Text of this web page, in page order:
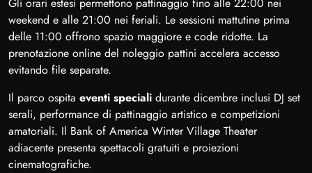
weekend e alle 21:00 nei feriali. Le sessioni mattutine prima
delle 11:00 offrono spazio maggiore e code ridotte. La
prenotazione online del noleggio pattini accelera accesso
evitando file separate.
Il parco ospita eventi speciali durante dicembre inclusi DJ set
serali, performance di pattinaggio artistico e competizioni
amatoriali. Il Bank of America Winter Village Theater
adiacente presenta spettacoli gratuiti e proiezioni
cinematografiche.